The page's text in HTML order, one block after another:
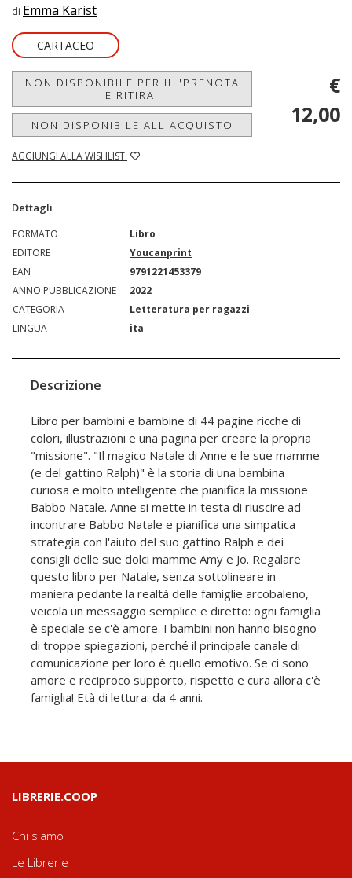
di Emma Karist
CARTACEO
NON DISPONIBILE PER IL 'PRENOTA
E RITIRA'
NON DISPONIBILE ALL'ACQUISTO
AGGIUNGI ALLA WISHLIST
€
12,00
Dettagli
FORMATO
Libro
EDITORE
Youcanprint
EAN
9791221453379
ANNO PUBBLICAZIONE
2022
CATEGORIA
Letteratura per ragazzi
LINGUA
ita
Descrizione
Libro per bambini e bambine di 44 pagine ricche di
colori, illustrazioni e una pagina per creare la propria
"missione". "Il magico Natale di Anne e le sue mamme
(e del gattino Ralph)" è la storia di una bambina
curiosa e molto intelligente che pianifica la missione
Babbo Natale. Anne si mette in testa di riuscire ad
incontrare Babbo Natale e pianifica una simpatica
strategia con l'aiuto del suo gattino Ralph e dei
consigli delle sue dolci mamme Amy e Jo. Regalare
questo libro per Natale, senza sottolineare in
maniera pedante la realtà delle famiglie arcobaleno,
veicola un messaggio semplice e diretto: ogni famiglia
è speciale se c'è amore. I bambini non hanno bisogno
di troppe spiegazioni, perché il principale canale di
comunicazione per loro è quello emotivo. Se ci sono
amore e reciproco supporto, rispetto e cura allora c'è
famiglia! Età di lettura: da 4 anni.
LIBRERIE.COOP
Chi siamo
Le Librerie